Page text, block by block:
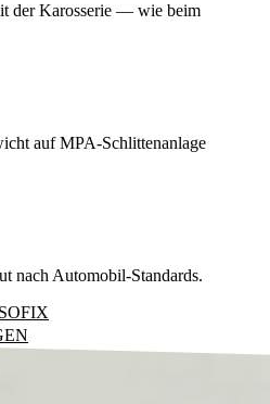
der Karosserie — wie beim
auf MPA-Schlittenanlage
nach Automobil-Standards.